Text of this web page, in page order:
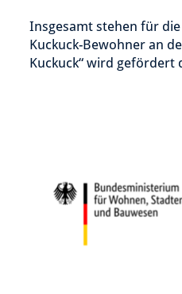
Insgesamt stehen für
Kuckuck-Bewohner an
Kuckuck“ wird gefördert